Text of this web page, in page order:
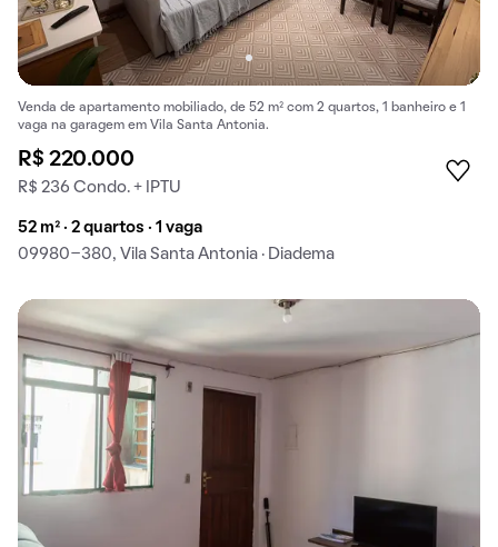
Venda de apartamento mobiliado, de 52 m² com 2 quartos, 1 banheiro e 1
vaga na garagem em Vila Santa Antonia.
R$ 220.000
R$ 236 Condo. + IPTU
52 m² · 2 quartos · 1 vaga
09980-380, Vila Santa Antonia · Diadema